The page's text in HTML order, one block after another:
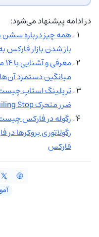
در ادامه پیشنهاد می‌شود:
همه چیز درباره
باز شدن بازار فارکس
میانگین دستمزد آن‌ها
تریلینگ استاپ
ضرر متحرک Trailing Stop در متاتریدر 4
رگوله در فارکس
رگولاتوری بروکرها
فارکس